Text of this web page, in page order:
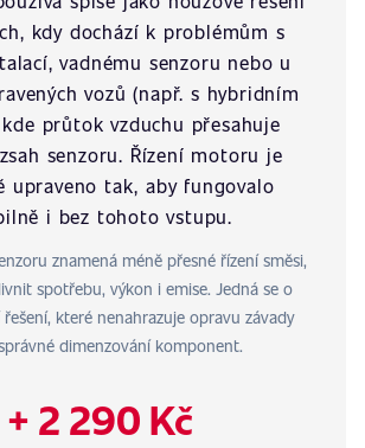
kdy dochází k problémům s
vadnému senzoru nebo u
vozů (např. s hybridním
průtok vzduchu přesahuje
senzoru. Řízení motoru je
upraveno tak, aby fungovalo
i bez tohoto vstupu.
znamená méně přesné řízení směsi,
spotřebu, výkon i emise. Jedná se o
které nenahrazuje opravu závady
dimenzování komponent.
+ 2 290 Kč